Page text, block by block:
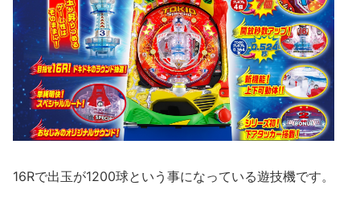
16Rで出玉が1200球という事になっている遊技機です。